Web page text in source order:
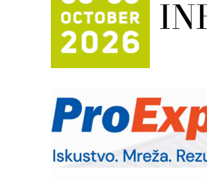
hlađenjem
Potpuna efikasnost bez
sistema
IB BLUMENAUER - više od
poverenja u industriji
RMQ-TITAN ADVANCED
– Pametna signalizacija za
upravljanje mašinama